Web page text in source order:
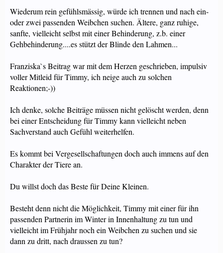
Wiederum rein gefühlsmässig, würde ich trennen und nach ein-
oder zwei passenden Weibchen suchen. Ältere, ganz ruhige,
sanfte, vielleicht selbst mit einer Behinderung, z.b. einer
Gehbehinderung....es stützt der Blinde den Lahmen...
Franziska`s Beitrag war mit dem Herzen geschrieben, impulsiv
voller Mitleid für Timmy, ich neige auch zu solchen
Reaktionen;-))
Ich denke, solche Beiträge müssen nicht gelöscht werden, denn
bei einer Entscheidung für Timmy kann vielleicht neben
Sachverstand auch Gefühl weiterhelfen.
Es kommt bei Vergesellschaftungen doch auch immens auf den
Charakter der Tiere an.
Du willst doch das Beste für Deine Kleinen.
Besteht denn nicht die Möglichkeit, Timmy mit einer für ihn
passenden Partnerin im Winter in Innenhaltung zu tun und
vielleicht im Frühjahr noch ein Weibchen zu suchen und sie
dann zu dritt, nach draussen zu tun?